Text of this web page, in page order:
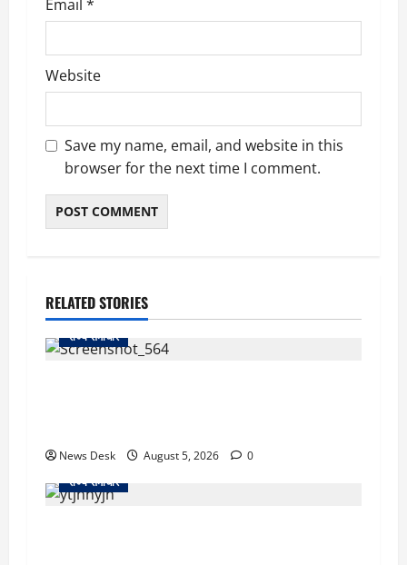
Email *
Website
Save my name, email, and website in this
browser for the next time I comment.
RELATED STORIES
राज्य समाचार
News Desk August 5, 2026
0
राज्य समाचार